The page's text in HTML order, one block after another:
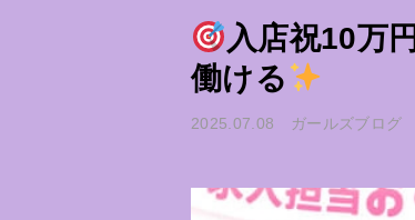
入店祝10万円
働ける
2025.07.08 ガールズブログ